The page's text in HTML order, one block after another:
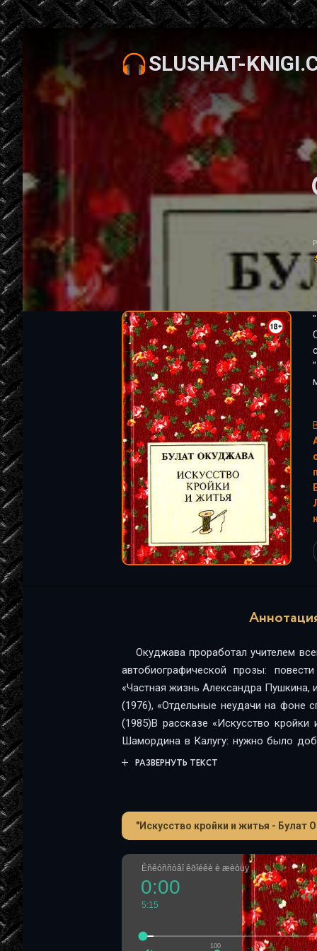
SLUSHAT-
"
"
Окуджава проработал учителем
автобиографической прозы:
«Частная жизнь Александра Пушкина,
(1976), «Отдельные неудачи на фоне
(1985)В рассказе «Искусство
Шамордина в Калугу: нужно было
пешком по грязи) до «большой
«еще тридцать километров по такой
РАЗВЕРНУТЬ ТЕКСТ
"Искусство кройки и житья - Булат
Èñêóññòâî êðîéêè è æèòüÿ
100
0:00
5:15